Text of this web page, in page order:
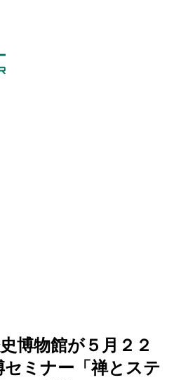
博物館が５月２２
セミナー「禅とステ